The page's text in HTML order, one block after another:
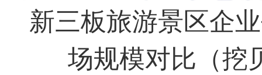
新三板旅游景区企
场规模对比（挖